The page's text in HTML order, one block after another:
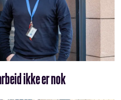
ikke er nok